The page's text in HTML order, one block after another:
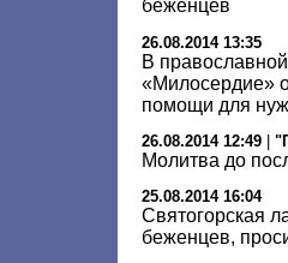
беженцев
26.08.2014 13:35
В
«Милосердие»
помощи для
26.08.2014 12:49
Молитва до
25.08.2014 16:04
Святогорская
беженцев,